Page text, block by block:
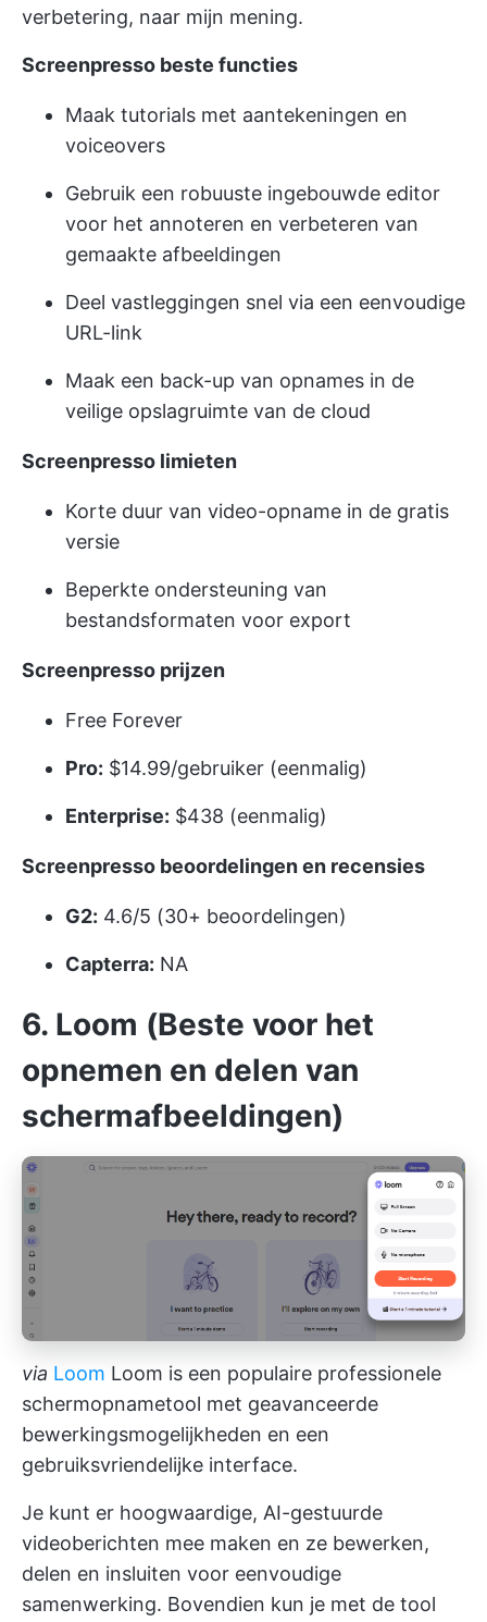
verbetering, naar mijn mening.
Screenpresso beste functies
Maak tutorials met aantekeningen en
voiceovers
Gebruik een robuuste ingebouwde editor
voor het annoteren en verbeteren van
gemaakte afbeeldingen
Deel vastleggingen snel via een eenvoudige
URL-link
Maak een back-up van opnames in de
veilige opslagruimte van de cloud
Screenpresso limieten
Korte duur van video-opname in de gratis
versie
Beperkte ondersteuning van
bestandsformaten voor export
Screenpresso prijzen
Free Forever
Pro: $14.99/gebruiker (eenmalig)
Enterprise: $438 (eenmalig)
Screenpresso beoordelingen en recensies
G2: 4.6/5 (30+ beoordelingen)
Capterra: NA
6. Loom (Beste voor het
opnemen en delen van
schermafbeeldingen)
via Loom Loom is een populaire professionele
schermopnametool met geavanceerde
bewerkingsmogelijkheden en een
gebruiksvriendelijke interface.
Je kunt er hoogwaardige, AI-gestuurde
videoberichten mee maken en ze bewerken,
delen en insluiten voor eenvoudige
samenwerking. Bovendien kun je met de tool